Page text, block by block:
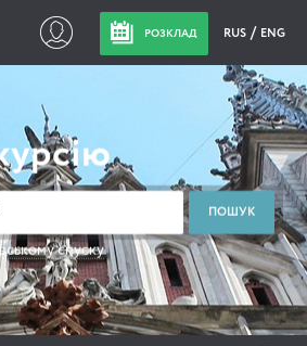
РОЗКЛАД RUS ENG
спуску
333-68-68
44-58
19:30 щоденно